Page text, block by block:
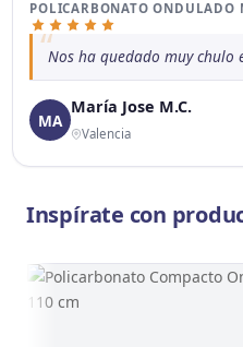
‹
POLICARBONATO
Nos ha quedado muy chulo
MA
María Jose M.C.
Valencia
Inspírate con